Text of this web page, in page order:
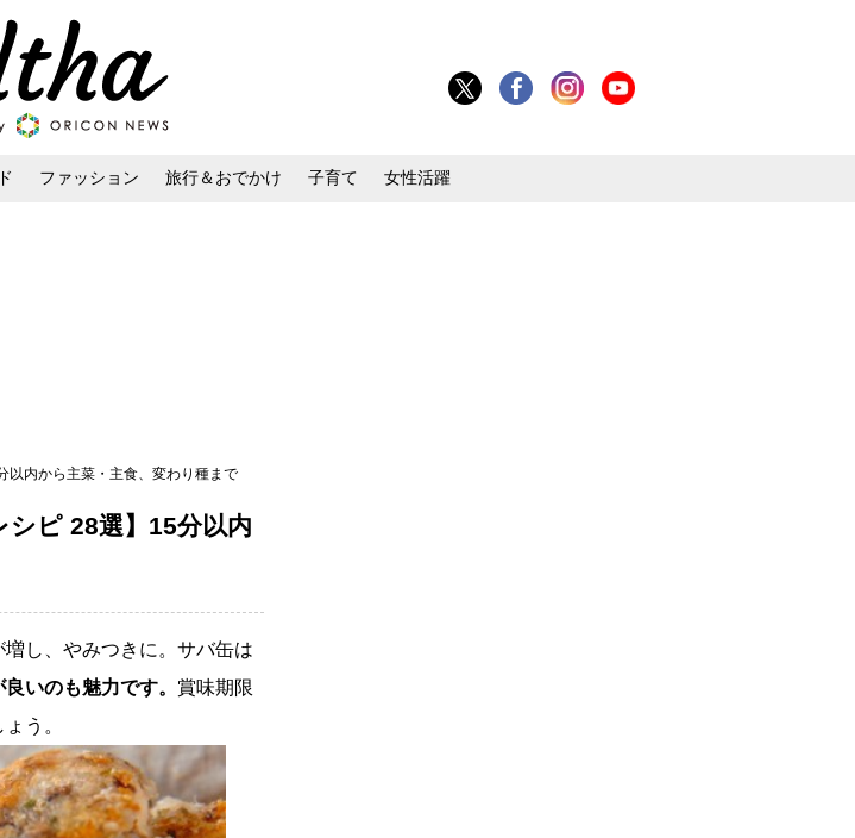
ファッション 旅行＆おでかけ 子育て 女性活躍
以内から主菜・主食、変わり種まで
ピ 28選】15分以内
し、やみつきに。サバ缶は
いのも魅力です。 賞味期限
う。